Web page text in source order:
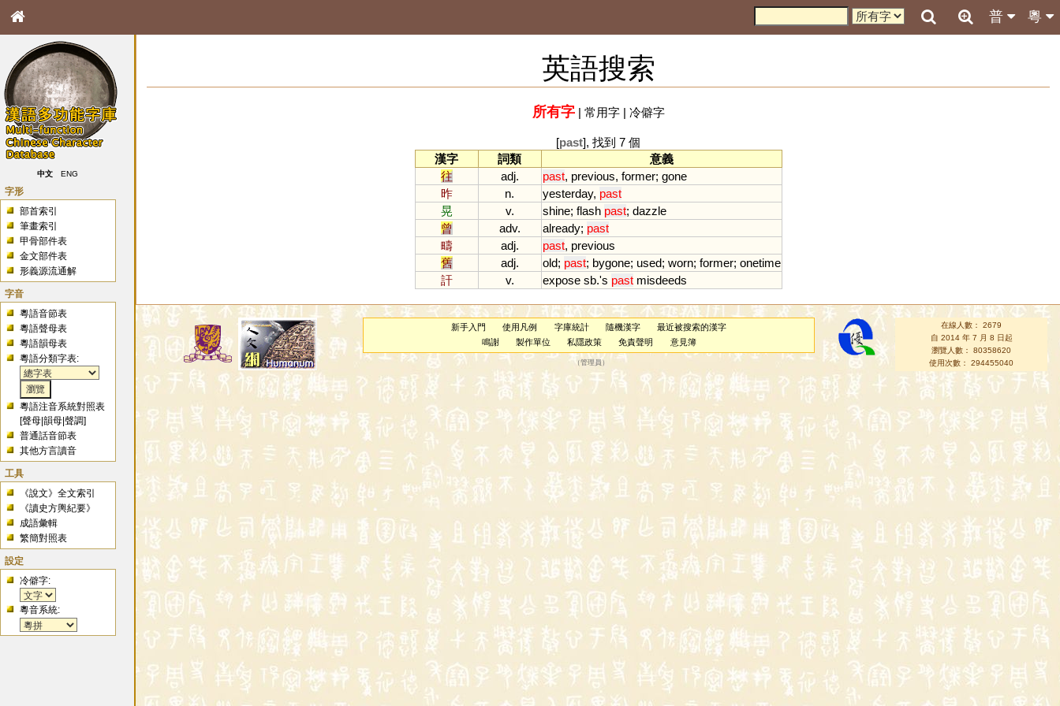
粵
普
中文 ENG
字形
部首索引
筆畫索引
甲骨部件表
金文部件表
形義源流通解
字音
粵語音節表
粵語聲母表
粵語韻母表
粵語分類字表:
粵語注音系統對照表
[聲母 |韻母 |聲調]
普通話音節表
其他方言讀音
工具
《說文》全文索引
《讀史方輿紀要》
成語彙輯
繁簡對照表
設定
冷僻字:
粵音系統:
英語搜索
所有字| 常用字| 冷僻字
[past], 找到 7 個
漢字
詞類
意義
往
adj. past, previous, former; gone
昨
n. yesterday, past
晃
v. shine; flash past; dazzle
曾
adv. already; past
疇
adj. past, previous
舊
adj. old; past; bygone; used; worn; former; onetime
訐
v. expose sb.'s past misdeeds
新手入門 使用凡例 字庫統計 隨機漢字
最近被搜索的漢字
鳴謝
製作單位 私隱政策 免責聲明 意見簿
（管理員 ）
在線人數： 2679
自 2014 年 7 月 8 日起
瀏覽人數： 80358620
使用次數： 294455040